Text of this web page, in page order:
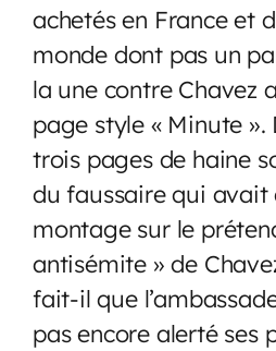
achetés en France et
monde dont pas un
la une contre Chavez
page style « Minute ».
trois pages de haine
du faussaire qui avait
montage sur le
antisémite » de
fait-il que
pas encore alerté ses